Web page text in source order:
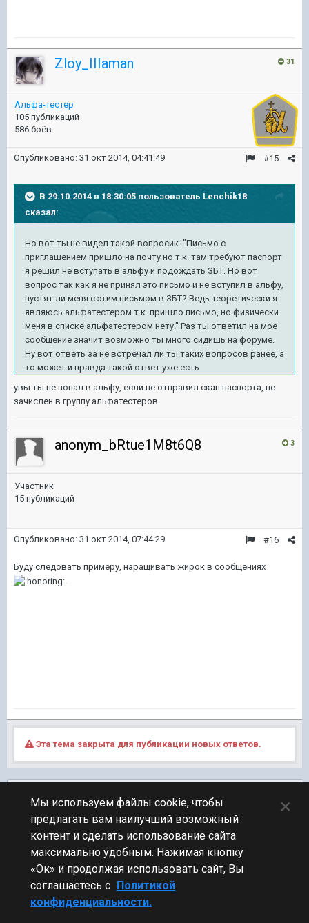
31
Zloy_IIIaman
Альфа-тестер
105 публикаций
586 боёв
#15
Опубликовано: 31 окт 2014, 04:41:49
В 29.10.2014 в 18:30:05 пользователь Lenchik18
сказал:
​Но вот ты не видел такой вопросик. "Письмо с
приглашением пришло на почту но т.к. там требуют паспорт
я решил не вступать в альфу и подождать ЗБТ. Но вот
вопрос так как я не принял это письмо и не вступил в альфу,
пустят ли меня с этим письмом в ЗБТ? Ведь теоретически я
являюсь альфатестером т.к. пришло письмо, но физически
меня в списке альфатестером нету." Раз ты ответил на мое
сообщение значит возможно ты много сидишь на форуме.
Ну вот ответь за не встречал ли ты таких вопросов ранее, а
то может и правда такой ответ уже есть
увы ты не попал в альфу, если не отправил скан паспорта, не
зачислен в группу альфатестеров
3
anonym_bRtue1M8t6Q8
Участник
15 публикаций
#16
Опубликовано: 31 окт 2014, 07:44:29
Буду следовать примеру, наращивать жирок в сообщениях
.
Эта тема закрыта для публикации новых ответов.
ПЕРЕЙТИ К СПИСКУ ТЕМ
Юмор
Стиль
Мы используем файлы cookie, чтобы
предлагать вам наилучший возможный
контент и сделать использование сайта
максимально удобным. Нажимая кнопку
«Ок» и продолжая использовать сайт, Вы
соглашаетесь с Политикой
конфиденциальности.
×